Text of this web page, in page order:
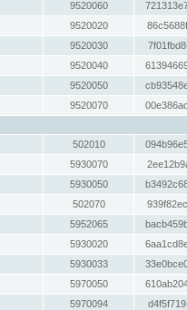
9520060
9520020
9520030
9520040
9520050
9520070
502010
5930070
5930050
502070
5952065
5930020
5930033
5970050
5970094